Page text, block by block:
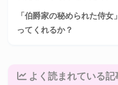
「伯爵家の秘められた侍
ってくれるか？
よく読まれている記